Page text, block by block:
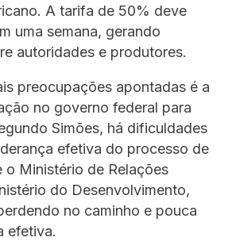
A tarifa de 50% deve
uma semana, gerando
autoridades e produtores.
preocupações apontadas é a
no governo federal para
Simões, há dificuldades
efetiva do processo de
o Ministério de Relações
do Desenvolvimento,
no caminho e pouca
efetiva.